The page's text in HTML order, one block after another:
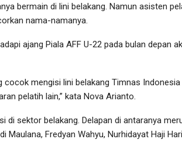
bermain di lini belakang. Namun asisten
nama-namanya.
ajang Piala AFF U-22 pada bulan depan
cocok mengisi lini belakang Timnas Indonesia
pelatih lain,” kata Nova Arianto.
di sektor belakang. Delapan di antaranya
Fredyan Wahyu, Nurhidayat Haji